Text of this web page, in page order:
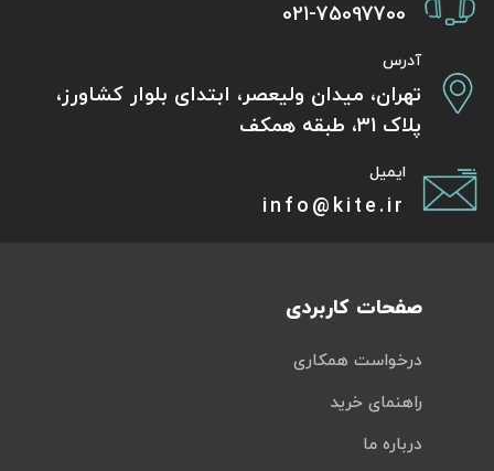
021-75097700
آدرس
تهران، میدان ولیعصر، ابتدای بلوار کشاورز،
پلاک 31، طبقه همکف
ایمیل
info@kite.ir
صفحات کاربردی
درخواست همکاری
راهنمای خرید
درباره ما